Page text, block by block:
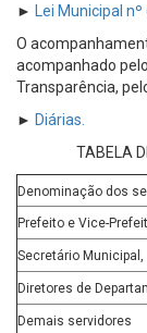
► Lei Municipal
O
acompanhado
Transparência,
► Diárias.
TABELA
Denominação dos
Prefeito e Vice-
Secretário
Diretores de
Demais servidores